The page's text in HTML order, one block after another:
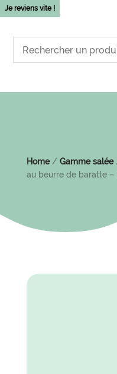
Je reviens vite !
Home/ Gamme salée
au beurre de baratte –